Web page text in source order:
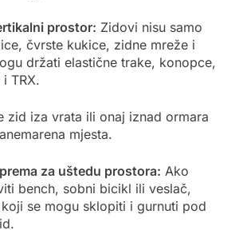
prostor: Zidovi nisu samo
čvrste kukice, zidne mreže i
držati elastične trake, konopce,
TRX.
zid iza vrata ili onaj iznad ormara
mjesta.
za uštedu prostora: Ako
bench, sobni bicikl ili veslač,
se mogu sklopiti i gurnuti pod